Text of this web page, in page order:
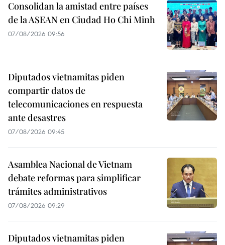
Consolidan la amistad entre países
de la ASEAN en Ciudad Ho Chi Minh
07/08/2026 09:56
Diputados vietnamitas piden
compartir datos de
telecomunicaciones en respuesta
ante desastres
07/08/2026 09:45
Asamblea Nacional de Vietnam
debate reformas para simplificar
trámites administrativos
07/08/2026 09:29
Diputados vietnamitas piden